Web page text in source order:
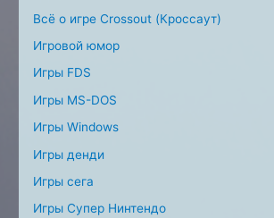
Всё о игре Crossout (Кроссаут)
Игровой юмор
Игры FDS
Игры MS-DOS
Игры Windows
Игры денди
Игры сега
Игры Супер Нинтендо